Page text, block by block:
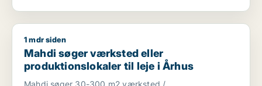
Mahdi søger værksted eller produktionslokaler til leje i Århus
1 mdr siden
Mahdi søger værksted eller
produktionslokaler til leje i Århus
Mahdi søger 30-300 m2 værksted /